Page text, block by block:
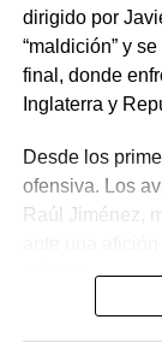
dirigido por
“maldición” y
final, donde
Inglaterra y
Desde los
ofensiva. Los
Raúl Jiménez,